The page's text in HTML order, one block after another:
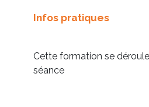
Infos pratiques
Cette formation se
séance